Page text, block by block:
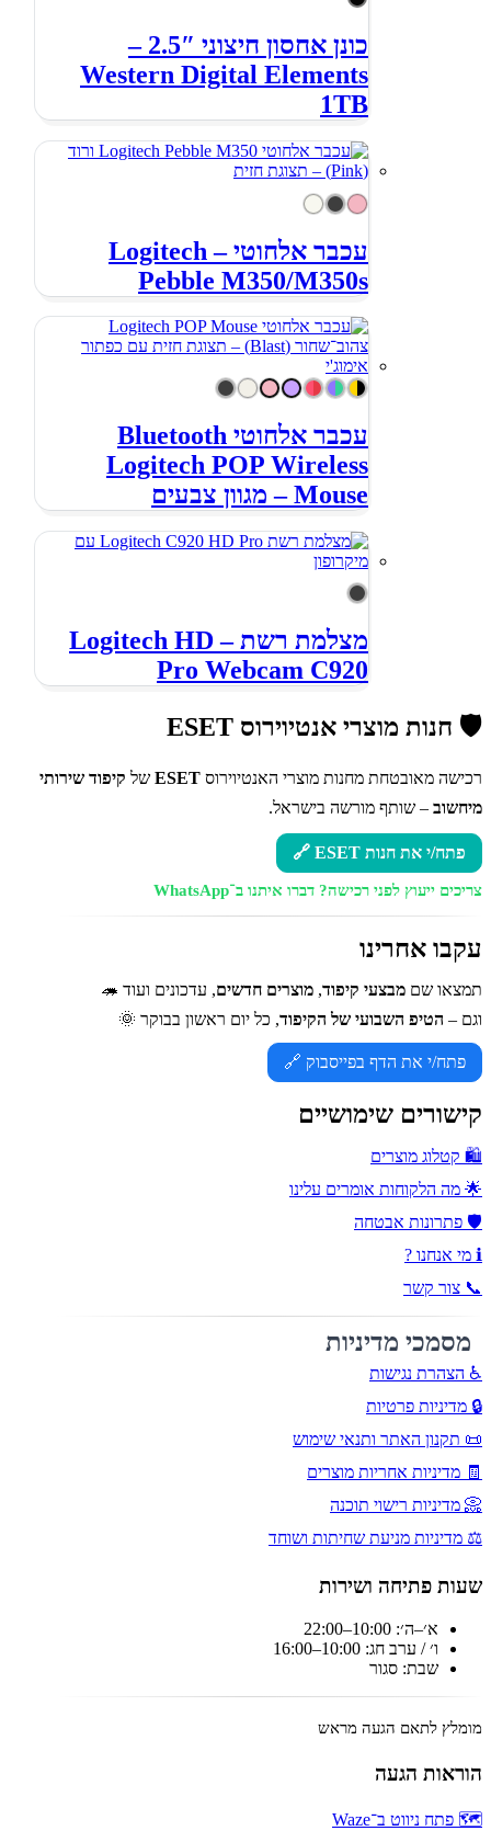
כונן אחסון חיצוני 2.5″ –
Western Digital Elements
1TB
עכבר אלחוטי – Logitech
Pebble M350/M350s
עכבר אלחוטי Bluetooth
Logitech POP Wireless
Mouse – מגוון צבעים
מצלמת רשת – Logitech HD
Pro Webcam C920
🛡️ חנות מוצרי אנטיוירוס ESET
רכישה מאובטחת מחנות מוצרי האנטיוירוס ESET של קיפוד שירותי
מיחשוב – שותף מורשה בישראל.
פתח/י את חנות ESET 🔗
צריכים ייעוץ לפני רכישה? דברו איתנו ב־WhatsApp
עקבו אחרינו
תמצאו שם מבצעי קיפוד, מוצרים חדשים, עדכונים ועוד 🦔
וגם – הטיפ השבועי של הקיפוד, כל יום ראשון בבוקר 🌞
פתח/י את הדף בפייסבוק 🔗
קישורים שימושיים
🛍️ קטלוג מוצרים
🌟 מה הלקוחות אומרים עלינו
🛡️ פתרונות אבטחה
ℹ️ מי אנחנו ?
📞 צור קשר
מסמכי מדיניות
♿ הצהרת נגישות
🔒 מדיניות פרטיות
📜 תקנון האתר ותנאי שימוש
🧾 מדיניות אחריות מוצרים
📀 מדיניות רישוי תוכנה
⚖️ מדיניות מניעת שחיתות ושוחד
שעות פתיחה ושירות
א׳–ה׳: 10:00–22:00
ו׳ / ערב חג: 10:00–16:00
שבת: סגור
מומלץ לתאם הגעה מראש
הוראות הגעה
🗺️ פתח ניווט ב־Waze